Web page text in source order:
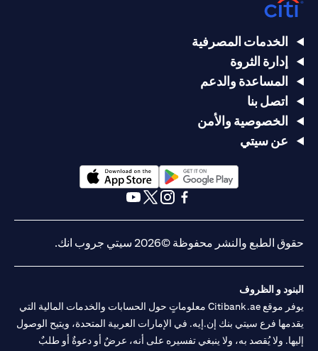
الخدمات المصرفية
إدارة الثروة
المساعدة والدعم
اتصل بنا
الخصوصية والأمن
عن سيتي
opens in a new tab
opens in a new tab
حقوق الطبع والنشر محفوظة ©2026 سيتي جروب انك.
البنود و الظروف
يوفر موقع Citibank.ae معلوماتٍ حول الحسابات والخدمات المالية التي
يقدمها فرع سيتي بنك إن.إيه. في الإمارات العربية المتحدة، ويتيح الوصول
إليها. ولا يُقصد به، ولا ينبغي تفسيره على أنه، عرضٌ أو دعوةٌ أو طلبٌ